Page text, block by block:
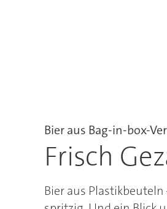
Bier aus Bag-in-box-
Frisch
Bier aus